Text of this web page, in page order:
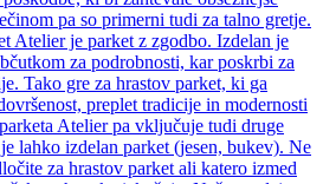
pa so primerni tudi za talno gretje.
Atelier je parket z zgodbo. Izdelan je
za podrobnosti, kar poskrbi za
Tako gre za hrastov parket, ki ga
preplet tradicije in modernosti
Atelier pa vključuje tudi druge
lahko izdelan parket (jesen, bukev). Ne
za hrastov parket ali katero izmed